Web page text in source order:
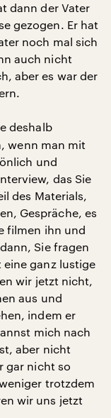
dann der Vater
gezogen. Er hat
noch mal sich
auch nicht
aber es war der
deshalb
wenn man mit
und
das Sie
des Materials,
Gespräche, es
filmen ihn und
Sie fragen
eine ganz lustige
wir jetzt nicht,
aus und
indem er
mich nach
aber nicht
gar nicht so
trotzdem
wir uns jetzt